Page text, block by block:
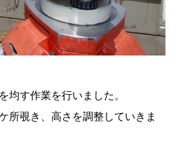
均す作業を行いました。
所覗き、高さを調整していきま